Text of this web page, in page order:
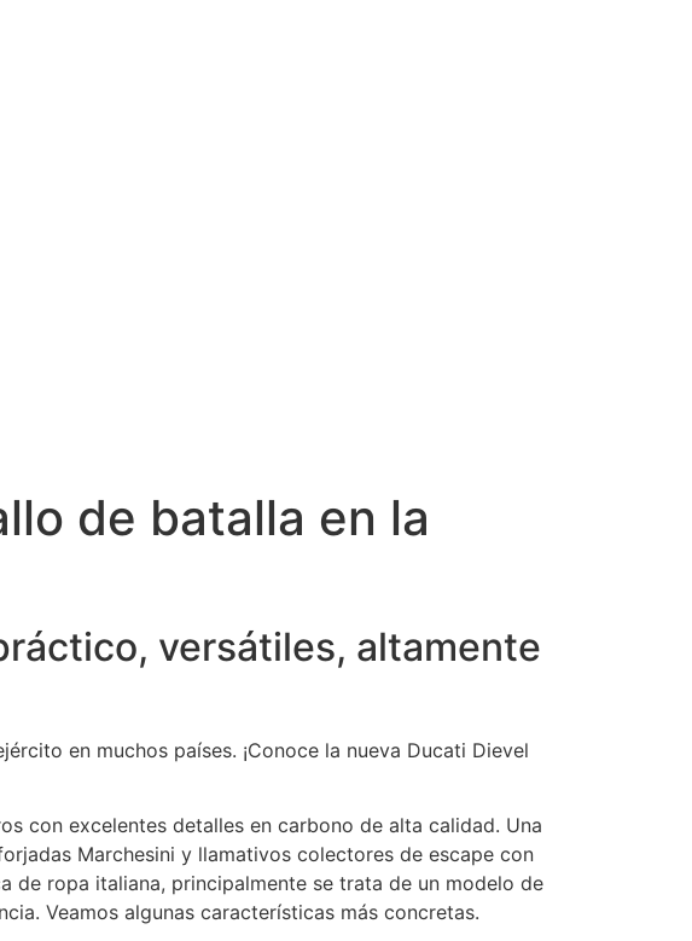
de batalla en la
versátiles, altamente
en muchos países. ¡Conoce la nueva Ducati Dievel
con excelentes detalles en carbono de alta calidad. Una
Marchesini y llamativos colectores de escape con
de ropa italiana, principalmente se trata de un modelo de
Veamos algunas características más concretas.